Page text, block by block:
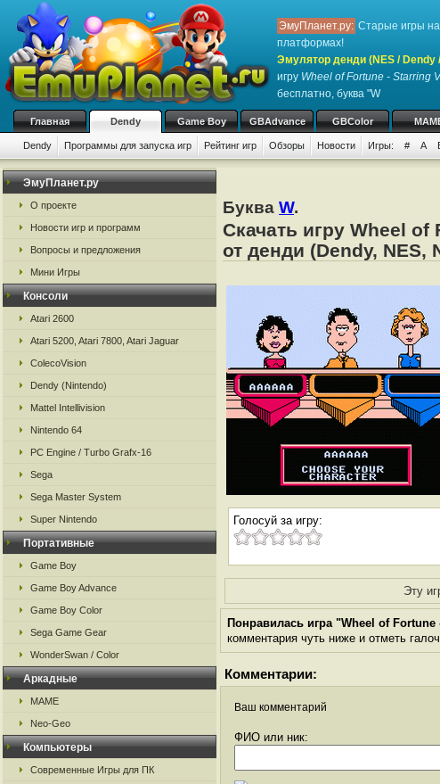
ЭмуПланет.ру: Старые игры
платформах!
Эмулятор денди (NES / Dendy
игру Wheel of Fortune - Starring
бесплатно, буква "W
Главная Dendy Game Boy GBAdvance GBColor
Dendy Программы для запуска игр Рейтинг игр Обзоры Новости Игры: # A
ЭмуПланет.ру
О проекте
Новости игр и программ
Вопросы и предложения
Мини Игры
Консоли
Atari 2600
Atari 5200, Atari 7800, Atari Jaguar
ColecoVision
Dendy (Nintendo)
Mattel Intellivision
Nintendo 64
PC Engine / Turbo Grafx-16
Sega
Sega Master System
Super Nintendo
Портативные
Game Boy
Game Boy Advance
Game Boy Color
Sega Game Gear
WonderSwan / Color
Аркадные
MAME
Neo-Geo
Компьютеры
Современные Игры для ПК
Буква W.
Скачать игру Wheel
от денди (Dendy, NES,
Голосуй за игру:
Эту
Понравилась игра "Wheel of
комментария чуть ниже и отметь
Комментарии:
Ваш комментарий
ФИО или ник: